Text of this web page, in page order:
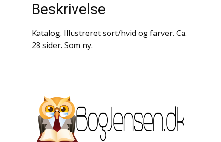
Kirkehistorie / Religion
Krige / Slag
Krop / Sind
Landbrug / Skovbrug
Litteraturhistorie
Beskrivelse
Katalog. Illustreret sort/hvid og farver. Ca.
28 sider. Som ny.